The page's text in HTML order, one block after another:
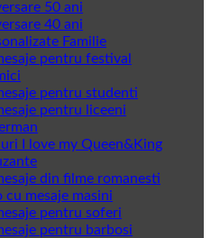
50 ani
40 ani
Familie
pentru festival
pentru studenti
pentru liceeni
I love my Queen&King
din filme romanesti
mesaje masini
pentru soferi
pentru barbosi